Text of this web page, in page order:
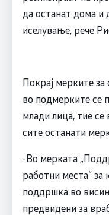
да останат дома и
иселување, рече
Покрај мерките
во подмерките се
млади лица, тие
сите останати
-Во мерката
работни места“ за
поддршка во
предвидени за